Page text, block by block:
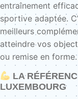
entraînement
sportive adaptée.
meilleurs
atteindre vos
ou remise en forme.
LA
LUXEMBOURG